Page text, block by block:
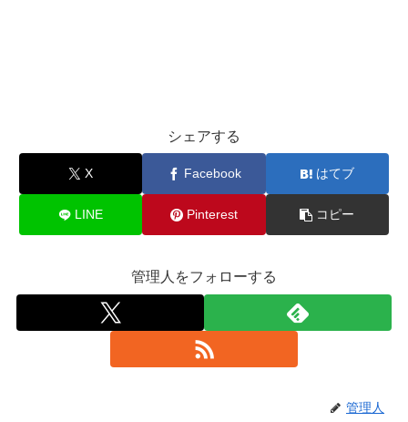
シェアする
X Facebook はてブ
LINE Pinterest コピー
管理人をフォローする
管理人